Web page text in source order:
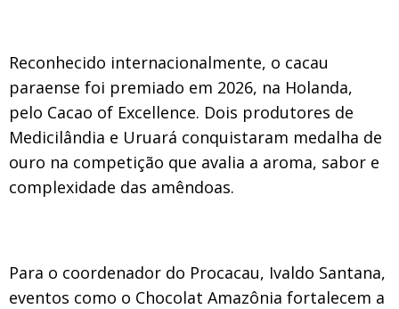
Reconhecido internacionalmente, o cacau
paraense foi premiado em 2026, na Holanda,
pelo Cacao of Excellence. Dois produtores de
Medicilândia e Uruará conquistaram medalha de
ouro na competição que avalia a aroma, sabor e
complexidade das amêndoas.
Para o coordenador do Procacau, Ivaldo Santana,
eventos como o Chocolat Amazônia fortalecem a